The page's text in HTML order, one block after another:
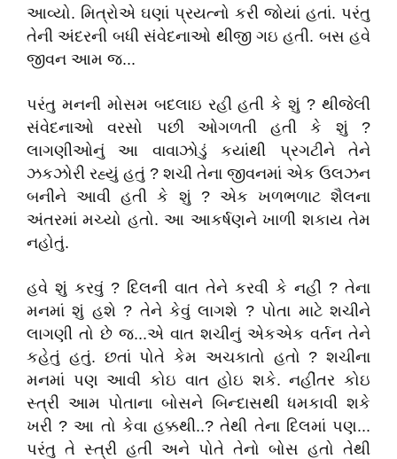
આવ્યો. મિત્રોએ ઘણાં પ્રયત્નો કરી જોયાં હતાં. પરંતુ
તેની અંદરની બધી સંવેદનાઓ થીજી ગઇ હતી. બસ હવે
જીવન આમ જ...
પરંતુ મનની મોસમ બદલાઇ રહી હતી કે શું ? થીજેલી
સંવેદનાઓ વરસો પછી ઓગળતી હતી કે શું ?
લાગણીઓનું આ વાવાઝોડું કયાંથી પ્રગટીને તેને
ઝકઝોરી રહ્યું હતું ? શચી તેના જીવનમાં એક ઉલઝન
બનીને આવી હતી કે શું ? એક ખળભળાટ શૈલના
અંતરમાં મચ્યો હતો. આ આકર્ષણને ખાળી શકાય તેમ
નહોતું.
હવે શું કરવું ? દિલની વાત તેને કરવી કે નહીં ? તેના
મનમાં શું હશે ? તેને કેવું લાગશે ? પોતા માટે શચીને
લાગણી તો છે જ...એ વાત શચીનું એકએક વર્તન તેને
કહેતું હતું. છતાં પોતે કેમ અચકાતો હતો ? શચીના
મનમાં પણ આવી કોઇ વાત હોઇ શકે. નહીંતર કોઇ
સ્ત્રી આમ પોતાના બોસને બિન્દાસથી ધમકાવી શકે
ખરી ? આ તો કેવા હક્કથી..? તેથી તેના દિલમાં પણ...
પરંતુ તે સ્ત્રી હતી અને પોતે તેનો બોસ હતો તેથી